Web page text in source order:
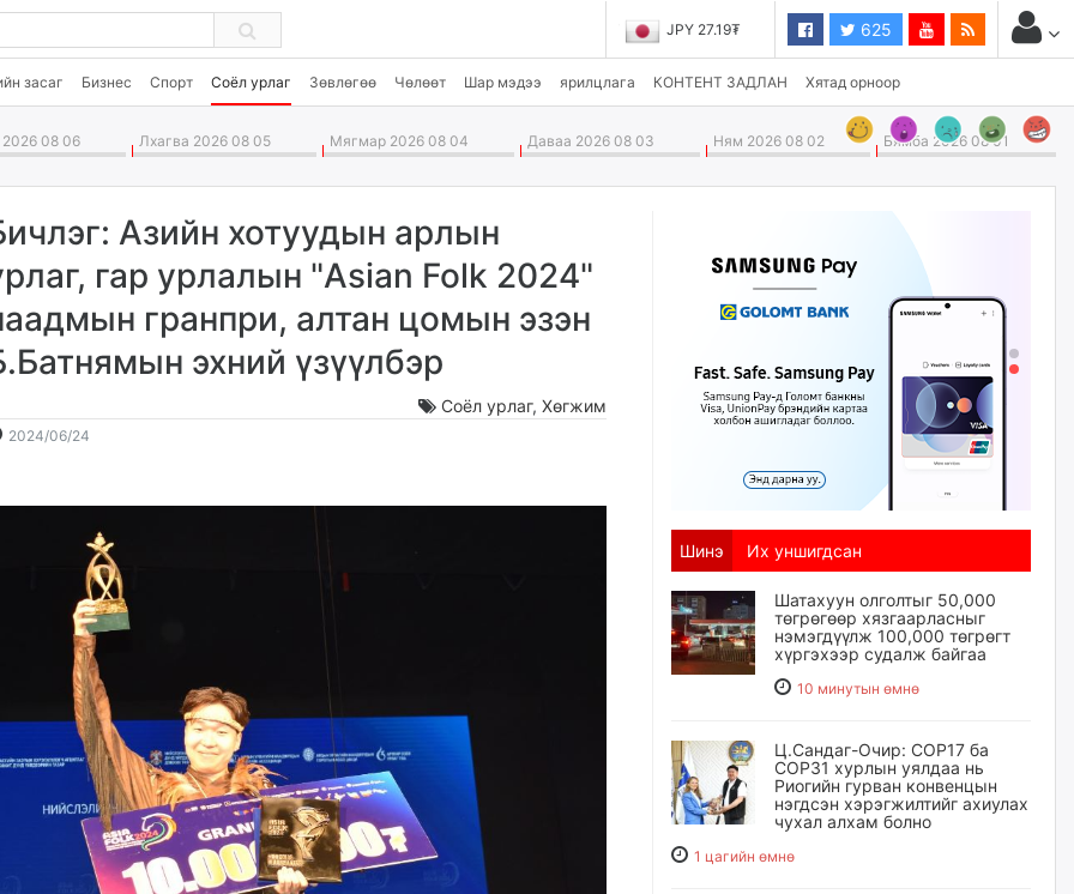
JPY 27.19₮ 625
засаг Бизнес Спорт Соёл урлаг Зөвлөгөө Чөлөөт Шар мэдээ ярилцлага КОНТЕНТ ЗАДЛАН Хятад орноор
08 06 Лхагва 2026 08 05 Мягмар 2026 08 04 Даваа 2026 08 03 Ням 2026 08 02 Бямба 2026 08 01
Азийн хотуудын арлын
гар урлалын "Asian Folk 2024"
гранпри, алтан цомын эзэн
эхний үзүүлбэр
Соёл урлаг,Хөгжим
2024/06/24
Шинэ Их уншигдсан
Шатахуун олголтыг 50,000
төгрөгөөр хязгаарласныг
нэмэгдүүлж 100,000 төгрөгт
хүргэхээр судалж байгаа
10 минутын өмнө
Ц.Сандаг-Очир: COP17 ба
COP31 хурлын уялдаа нь
Риогийн гурван конвенцын
нэгдсэн хэрэгжилтийг ахиулах
чухал алхам болно
1 цагийн өмнө